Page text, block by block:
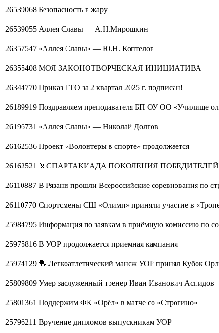
26539068 Безопасность в жару
26539055 Аллея Славы — А.Н.Мирошкин
26357547 «Аллея Славы» — Ю.Н. Коптелов
26355408 МОЯ ЗАКОНОТВОРЧЕСКАЯ ИНИЦИАТИВА
26344770 Приказ ГТО за 2 квартал 2025 г. подписан!
26189919 Поздравляем преподавателя БП ОУ ОО «Училище
26196731 «Аллея Славы» — Николай Долгов
26162536 Проект «Волонтеры в спорте» продолжается
26162521 🏅СПАРТАКИАДА ПОКОЛЕНИЯ
26110887 В Рязани прошли Всероссийские соревнования по
26110770 Спортсмены СШ «Олимп» приняли участие в «Тропе
25984795 Информация по заявкам в приёмную комиссию по
25975816 В УОР продолжается приемная кампания
25974129 🏓 Легкоатлетический манеж УОР принял Кубок
25809809 Умер заслуженный тренер Иван Иванович Аспидов
25801361 Поддержим ФК «Орёл» в матче со «Строгино»
25796211 Вручение дипломов выпускникам УОР